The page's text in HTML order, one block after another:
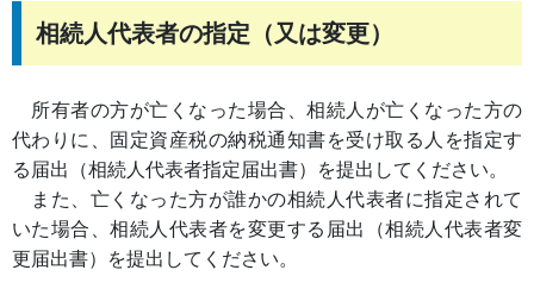
相続人代表者の指定（又は変更）
所有者の方が亡くなった場合、相続人が亡くなった方の
代わりに、固定資産税の納税通知書を受け取る人を指定す
る届出（相続人代表者指定届出書）を提出してください。
また、亡くなった方が誰かの相続人代表者に指定されて
いた場合、相続人代表者を変更する届出（相続人代表者変
更届出書）を提出してください。